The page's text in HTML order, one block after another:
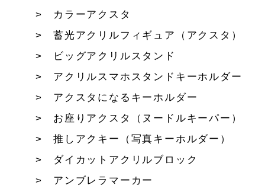
カラーアクスタ
蓄光アクリルフィギュア（アクスタ）
ビッグアクリルスタンド
アクリルスマホスタンドキーホルダー
アクスタになるキーホルダー
お座りアクスタ（ヌードルキーパー）
推しアクキー（写真キーホルダー）
ダイカットアクリルブロック
アンブレラマーカー